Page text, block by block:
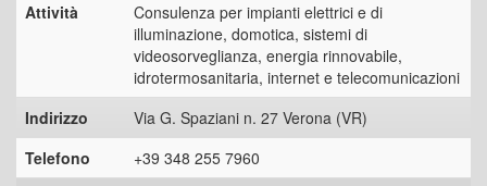
Attività
Consulenza per impianti elettrici e di
illuminazione, domotica, sistemi di
videosorveglianza, energia rinnovabile,
idrotermosanitaria, internet e telecomunicazioni
Indirizzo
Via G. Spaziani n. 27 Verona (VR)
Telefono
+39 348 255 7960